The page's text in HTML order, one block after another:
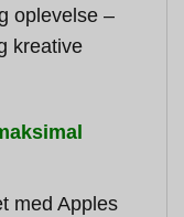
oplevelse –
kreative
med Apples